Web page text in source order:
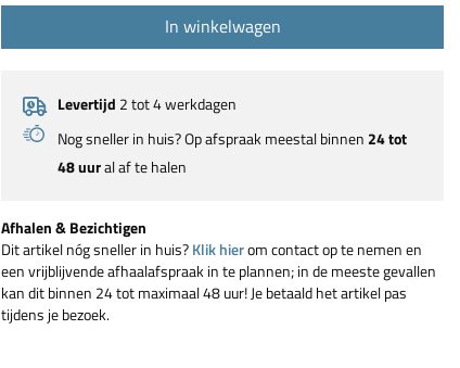
In winkelwagen
Levertijd 2 tot 4 werkdagen
Nog sneller in huis? Op afspraak meestal binnen 24 tot
48 uural af te halen
Afhalen & Bezichtigen
Dit artikel nóg sneller in huis?Klik hierom contact op te nemen en
een vrijblijvende afhaalafspraak in te plannen; in de meeste gevallen
kan dit binnen 24 tot maximaal 48 uur! Je betaald het artikel pas
tijdens je bezoek.